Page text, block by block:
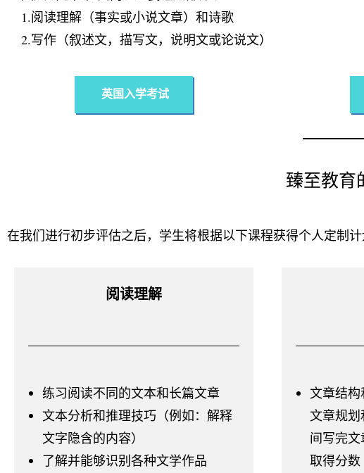
1.阅读理解（事实或小说文章）和诗歌
2.写作（叙述文，描写文，说明文或论说文）
英国入学考试
臻至教育
在我们进行初步评估之后，学生将根据以下课程获得个人定制
阅读理解
练习阅读不同的文本和长篇文章
文本分析和推理技巧（例如：解释
文字隐含的内容）
了解并能够识别各种文学作品
文章结
文章规
间写完
取得分数